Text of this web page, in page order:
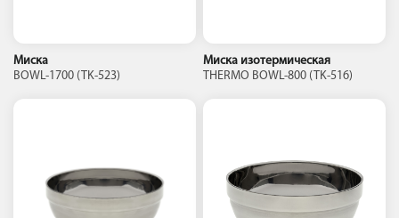
Миска
BOWL-1700 (TK-523)
Миска изотермическая
THERMO BOWL-800 (TK-516)